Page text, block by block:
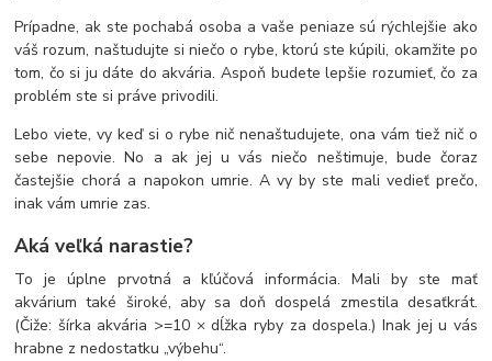
Prípadne, ak ste pochabá osoba a vaše peniaze sú rýchlejšie ako
váš rozum, naštudujte si niečo o rybe, ktorú ste kúpili, okamžite po
tom, čo si ju dáte do akvária. Aspoň budete lepšie rozumieť, čo za
problém ste si práve privodili.
Lebo viete, vy keď si o rybe nič nenaštudujete, ona vám tiež nič o
sebe nepovie. No a ak jej u vás niečo neštimuje, bude čoraz
častejšie chorá a napokon umrie. A vy by ste mali vedieť prečo,
inak vám umrie zas.
Aká veľká narastie?
To je úplne prvotná a kľúčová informácia. Mali by ste mať
akvárium také široké, aby sa doň dospelá zmestila desaťkrát.
(Čiže: šírka akvária >=10 × dĺžka ryby za dospela.) Inak jej u vás
hrabne z nedostatku „výbehu“.